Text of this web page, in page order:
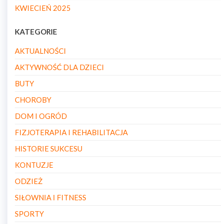
KWIECIEŃ 2025
KATEGORIE
AKTUALNOŚCI
AKTYWNOŚĆ DLA DZIECI
BUTY
CHOROBY
DOM I OGRÓD
FIZJOTERAPIA I REHABILITACJA
HISTORIE SUKCESU
KONTUZJE
ODZIEŻ
SIŁOWNIA I FITNESS
SPORTY